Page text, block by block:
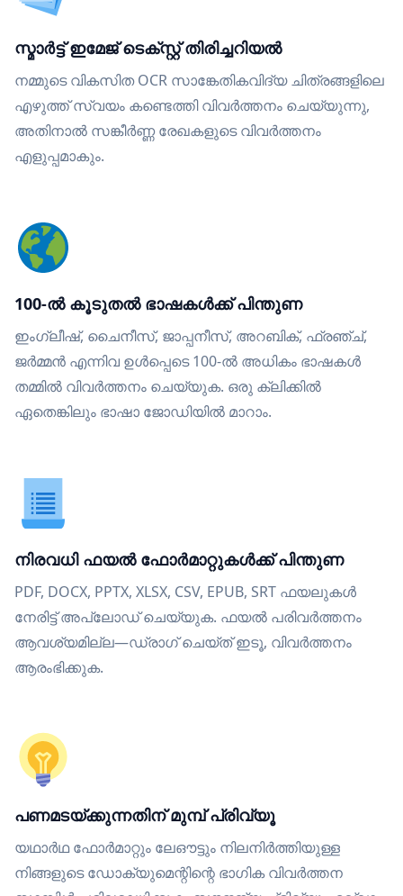
സ്മാർട്ട് ഇമേജ് ടെക്സ്റ്റ് തിരിച്ചറിയൽ
നമ്മുടെ വികസിത OCR സാങ്കേതികവിദ്യ ചിത്രങ്ങളിലെ
എഴുത്ത് സ്വയം കണ്ടെത്തി വിവർത്തനം ചെയ്യുന്നു,
അതിനാൽ സങ്കീർണ്ണ രേഖകളുടെ വിവർത്തനം
എളുപ്പമാകും.
100-ൽ കൂടുതൽ ഭാഷകൾക്ക് പിന്തുണ
ഇംഗ്ലീഷ്, ചൈനീസ്, ജാപ്പനീസ്, അറബിക്, ഫ്രഞ്ച്,
ജർമ്മൻ എന്നിവ ഉൾപ്പെടെ 100-ൽ അധികം ഭാഷകൾ
തമ്മിൽ വിവർത്തനം ചെയ്യുക. ഒരു ക്ലിക്കിൽ
ഏതെങ്കിലും ഭാഷാ ജോഡിയിൽ മാറാം.
നിരവധി ഫയൽ ഫോർമാറ്റുകൾക്ക് പിന്തുണ
PDF, DOCX, PPTX, XLSX, CSV, EPUB, SRT ഫയലുകൾ
നേരിട്ട് അപ്‌ലോഡ് ചെയ്യുക. ഫയൽ പരിവർത്തനം
ആവശ്യമില്ല—ഡ്രാഗ് ചെയ്ത് ഇടൂ, വിവർത്തനം
ആരംഭിക്കുക.
പണമടയ്ക്കുന്നതിന് മുമ്പ് പ്രിവ്യൂ
യഥാർഥ ഫോർമാറ്റും ലേഔട്ടും നിലനിർത്തിയുള്ള
നിങ്ങളുടെ ഡോക്യുമെന്റിന്റെ ഭാഗിക വിവർത്തന